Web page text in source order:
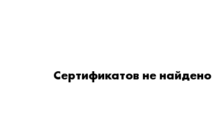
Сертификатов не найдено